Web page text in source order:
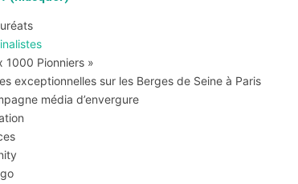
1000 Pionniers »
exceptionnelles sur les Berges de Seine à Paris
média d’envergure